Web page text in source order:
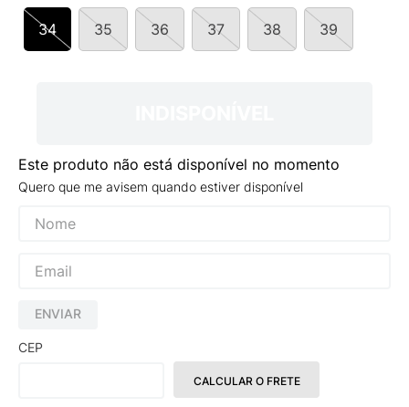
34 35 36 37 38 39
Este produto não está disponível no momento
Quero que me avisem quando estiver disponível
ENVIAR
CEP
CALCULAR O FRETE
9º
NEW 530
10º VEJA COUNTRY